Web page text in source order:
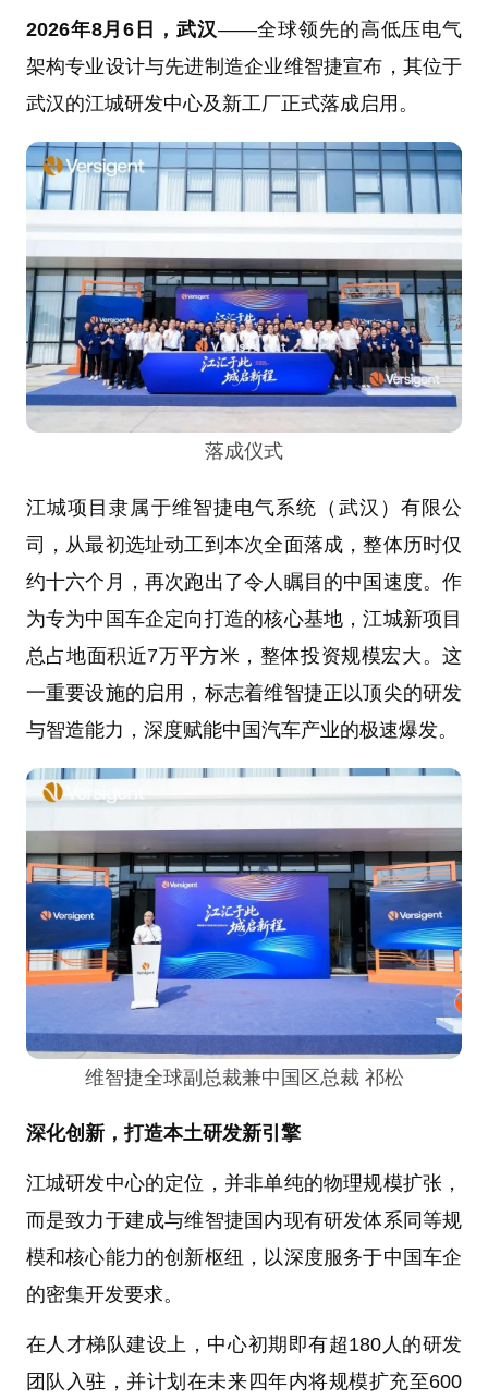
2026年8月6日，武汉——全球领先的高低压电气
架构专业设计与先进制造企业维智捷宣布，其位于
武汉的江城研发中心及新工厂正式落成启用。
落成仪式
江城项目隶属于维智捷电气系统（武汉）有限公
司，从最初选址动工到本次全面落成，整体历时仅
约十六个月，再次跑出了令人瞩目的中国速度。作
为专为中国车企定向打造的核心基地，江城新项目
总占地面积近7万平方米，整体投资规模宏大。这
一重要设施的启用，标志着维智捷正以顶尖的研发
与智造能力，深度赋能中国汽车产业的极速爆发。
维智捷全球副总裁兼中国区总裁 祁松
深化创新，打造本土研发新引擎
江城研发中心的定位，并非单纯的物理规模扩张，
而是致力于建成与维智捷国内现有研发体系同等规
模和核心能力的创新枢纽，以深度服务于中国车企
的密集开发要求。
在人才梯队建设上，中心初期即有超180人的研发
团队入驻，并计划在未来四年内将规模扩充至600